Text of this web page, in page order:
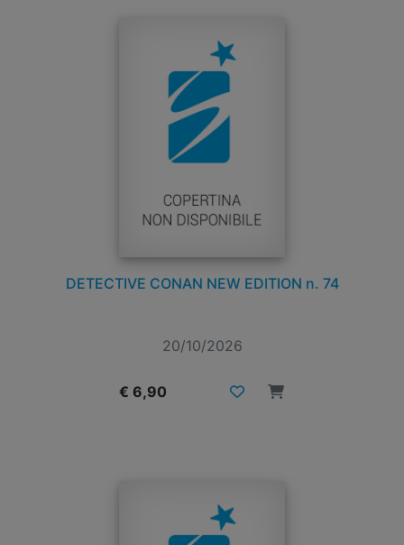
DETECTIVE CONAN NEW EDITION n. 74
20/10/2026
€ 6,90